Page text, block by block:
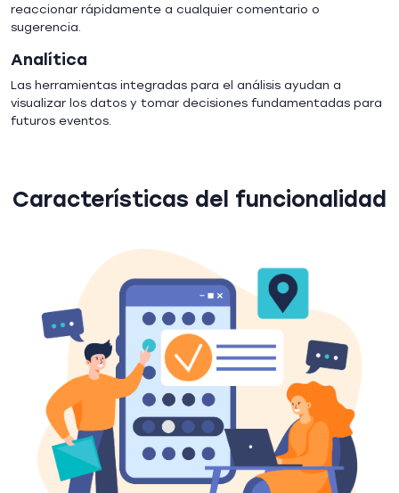
reaccionar rápidamente a cualquier comentario o
sugerencia.
Analítica
Las herramientas integradas para el análisis ayudan a
visualizar los datos y tomar decisiones fundamentadas para
futuros eventos.
Características del funcionalidad